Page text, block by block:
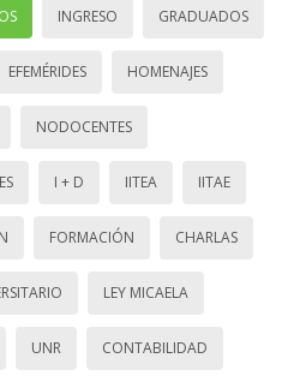
INGRESO GRADUADOS
EFEMÉRIDES HOMENAJES
NODOCENTES
I + D IITEA IITAE
FORMACIÓN CHARLAS
LEY MICAELA
UNR CONTABILIDAD